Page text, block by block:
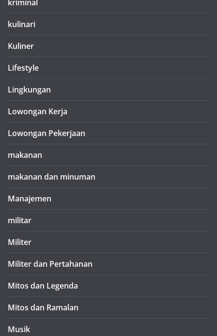
kriminal
kulinari
Kuliner
Lifestyle
Lingkungan
Lowongan Kerja
Lowongan Pekerjaan
makanan
makanan dan minuman
Manajemen
militar
Militer
Militer dan Pertahanan
Mitos dan Legenda
Mitos dan Ramalan
Musik